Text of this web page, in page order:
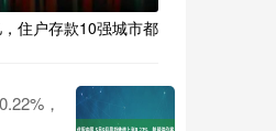
住户存款10强城市都
，